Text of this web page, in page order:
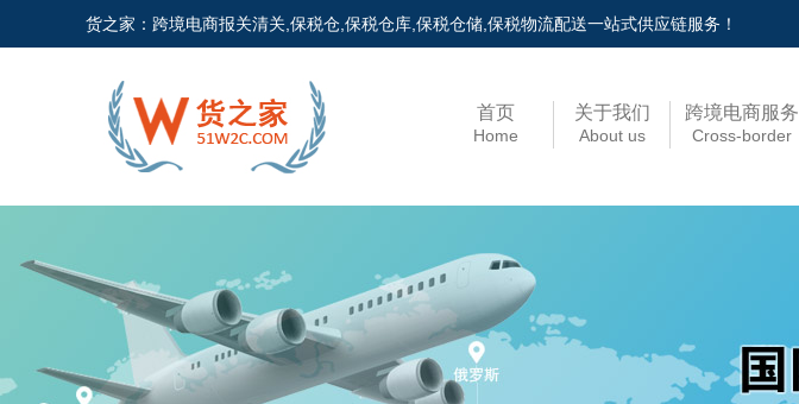
货之家：跨境电商报关清关,保税仓,保税仓库,保税仓储,保税物流配送一站式供应链服务！
首页
Home
关于我们
About us
跨境电商服务
Cross-border